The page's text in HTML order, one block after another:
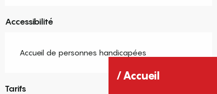
Accueil
Accessibilité
Accueil de personnes handicapées
Tarifs